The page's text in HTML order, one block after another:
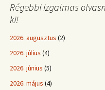
Régebbi izgalmas
ki!
2026. augusztus (2)
2026. július (4)
2026. június (5)
2026. május (4)